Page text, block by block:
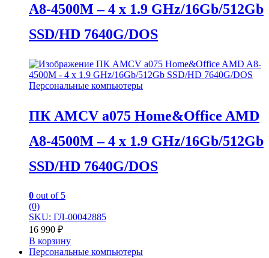
A8-4500M – 4 x 1.9 GHz/16Gb/512Gb
SSD/HD 7640G/DOS
Персональные компьютеры
ПК AMCV a075 Home&Office AMD
A8-4500M – 4 x 1.9 GHz/16Gb/512Gb
SSD/HD 7640G/DOS
0 out of 5
(0)
SKU: ГЛ-00042885
16 990 ₽
В корзину
Персональные компьютеры